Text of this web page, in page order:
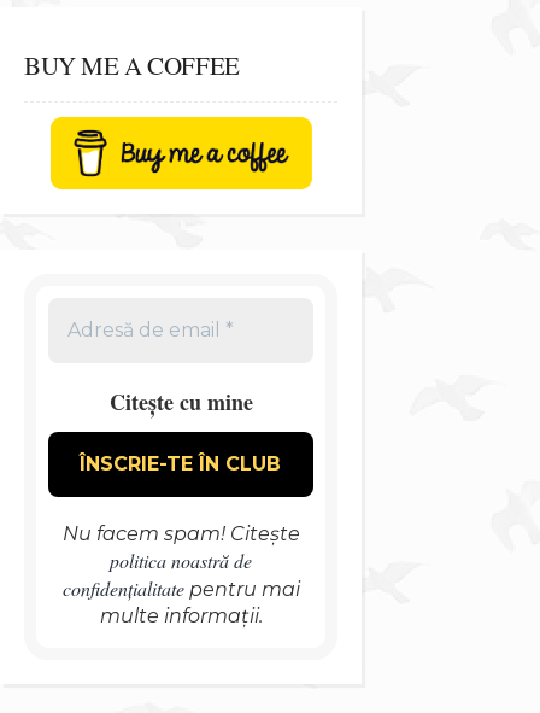
BUY ME A COFFEE
Citește cu mine
Nu facem spam! Citește
politica noastră de
confidențialitatepentru mai
multe informații.